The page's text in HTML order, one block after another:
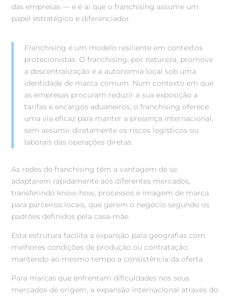
das empresas — e é aí que o franchising assume um
papel estratégico e diferenciador.
Franchising é um modelo resiliente em contextos
protecionistas. O franchising, por natureza, promove
a descentralização e a autonomia local sob uma
identidade de marca comum. Num contexto em que
as empresas procuram reduzir a sua exposição a
tarifas e encargos aduaneiros, o franchising oferece
uma via eficaz para manter a presença internacional,
sem assumir diretamente os riscos logísticos ou
laborais das operações diretas.
As redes de franchising têm a vantagem de se
adaptarem rapidamente aos diferentes mercados,
transferindo know-how, processos e imagem de marca
para parceiros locais, que gerem o negócio segundo os
padrões definidos pela casa-mãe.
Esta estrutura facilita a expansão para geografias com
melhores condições de produção ou contratação,
mantendo ao mesmo tempo a consistência da oferta.
Para marcas que enfrentam dificuldades nos seus
mercados de origem, a expansão internacional através do